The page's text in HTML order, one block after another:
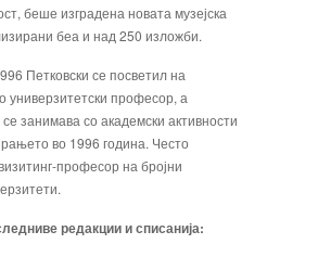
беше изградена новата музејска
беа и над 250 изложби.
Петковски се посветил на
универзитетски профе­сор, а
занимава со академски активности
во 1996 година. Често
професор на бројни
редакции и списанија: